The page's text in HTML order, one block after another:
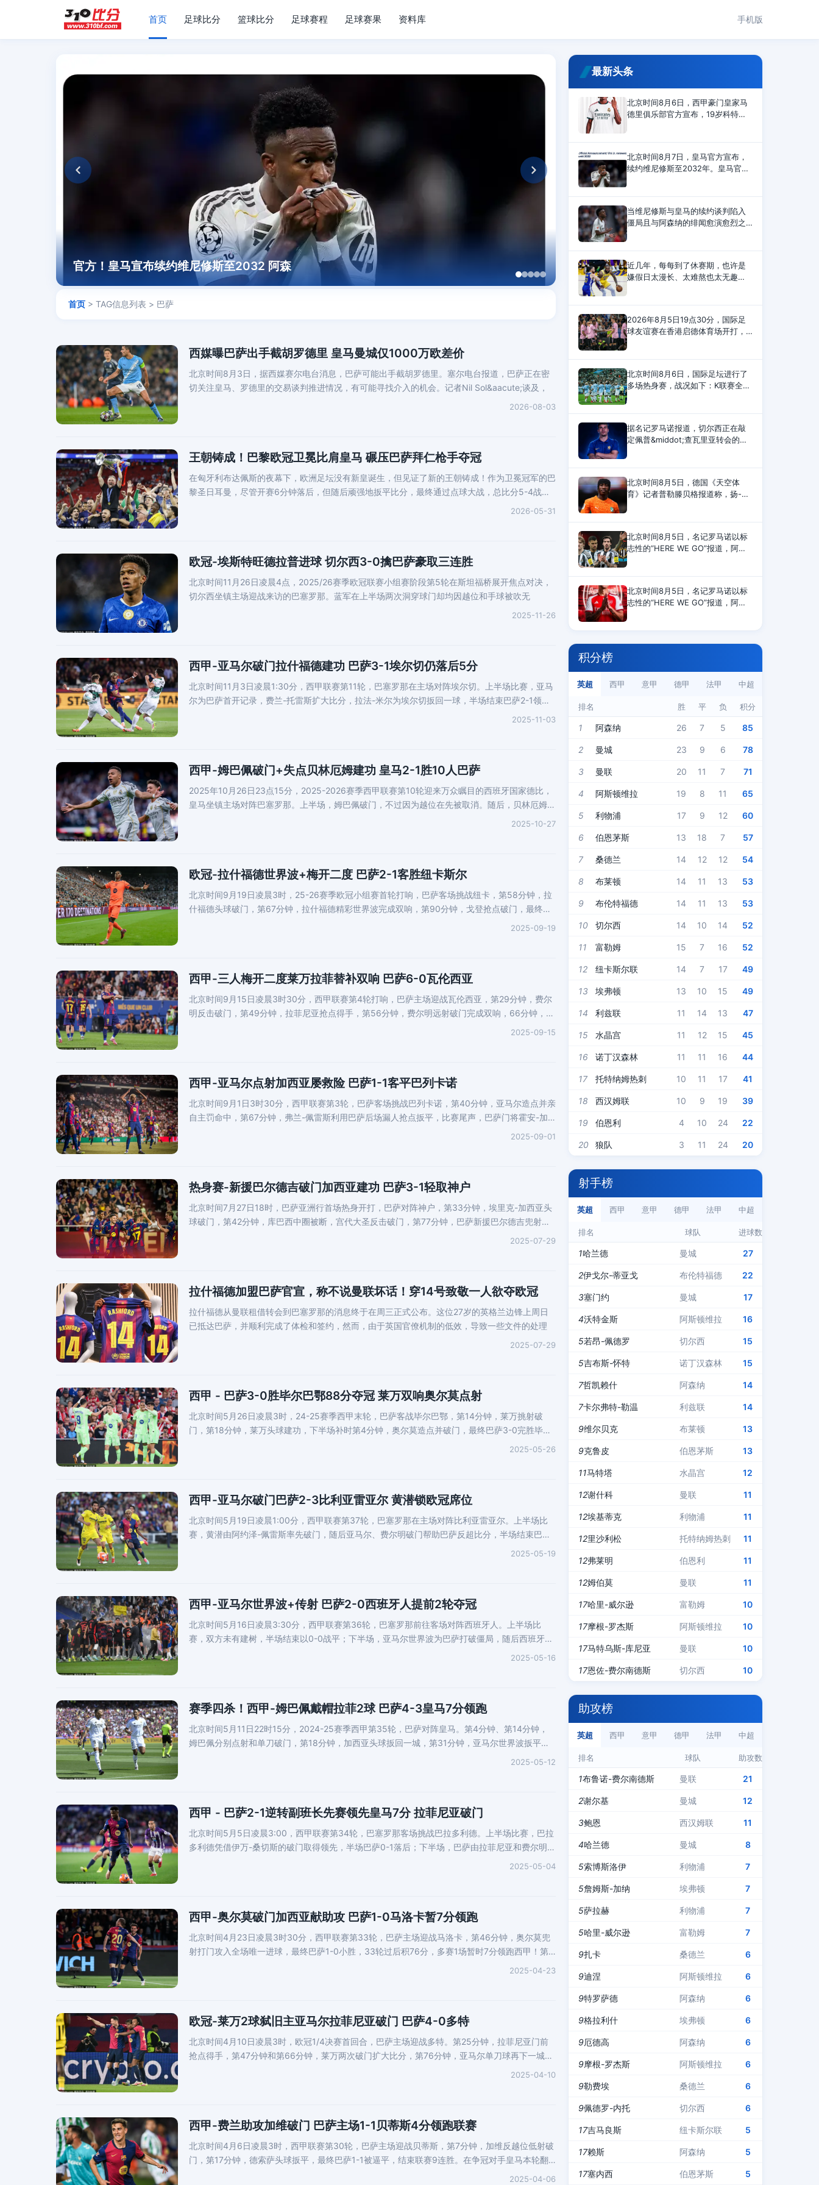
首页 足球比分 篮球比分 足球赛程 足球赛果 资料库 手机版
官方！皇马宣布续约维尼修斯至2032 阿森 热身汇总-曼城3-1 阿森纳1-3 米兰德比
首页 > TAG信息列表 > 巴萨
西媒曝巴萨出手截胡罗德里 皇马曼城仅1000万欧差价
北京时间8月3日，据西媒赛尔电台消息，巴萨可能出手截胡罗德里。塞尔电台报道，巴萨正在密
切关注皇马、罗德里的交易谈判推进情况，有可能寻找介入的机会。记者Nil Sol&aacute;谈及，
2026-08-03
王朝铸成！巴黎欧冠卫冕比肩皇马 碾压巴萨拜仁枪手夺冠
在匈牙利布达佩斯的夜幕下，欧洲足坛没有新皇诞生，但见证了新的王朝铸成！作为卫冕冠军的巴
黎圣日耳曼，尽管开赛6分钟落后，但随后顽强地扳平比分，最终通过点球大战，总比分5-4战胜
2026-05-31
欧冠-埃斯特旺德拉普进球 切尔西3-0擒巴萨豪取三连胜
北京时间11月26日凌晨4点，2025/26赛季欧冠联赛小组赛阶段第5轮在斯坦福桥展开焦点对决，
切尔西坐镇主场迎战来访的巴塞罗那。蓝军在上半场两次洞穿球门却均因越位和手球被吹无
2025-11-26
西甲-亚马尔破门拉什福德建功 巴萨3-1埃尔切仍落后5分
北京时间11月3日凌晨1:30分，西甲联赛第11轮，巴塞罗那在主场对阵埃尔切。上半场比赛，亚马
尔为巴萨首开记录，费兰-托雷斯扩大比分，拉法-米尔为埃尔切扳回一球，半场结束巴萨2-1领
2025-11-03
西甲-姆巴佩破门+失点贝林厄姆建功 皇马2-1胜10人巴萨
2025年10月26日23点15分，2025-2026赛季西甲联赛第10轮迎来万众瞩目的西班牙国家德比，
皇马坐镇主场对阵巴塞罗那。上半场，姆巴佩破门，不过因为越位在先被取消。随后，贝林厄姆直
2025-10-27
欧冠-拉什福德世界波+梅开二度 巴萨2-1客胜纽卡斯尔
北京时间9月19日凌晨3时，25-26赛季欧冠小组赛首轮打响，巴萨客场挑战纽卡，第58分钟，拉
什福德头球破门，第67分钟，拉什福德精彩世界波完成双响，第90分钟，戈登抢点破门，最终巴
2025-09-19
西甲-三人梅开二度莱万拉菲替补双响 巴萨6-0瓦伦西亚
北京时间9月15日凌晨3时30分，西甲联赛第4轮打响，巴萨主场迎战瓦伦西亚，第29分钟，费尔
明反击破门，第49分钟，拉菲尼亚抢点得手，第56分钟，费尔明远射破门完成双响，66分钟，拉
2025-09-15
西甲-亚马尔点射加西亚屡救险 巴萨1-1客平巴列卡诺
北京时间9月1日3时30分，西甲联赛第3轮，巴萨客场挑战巴列卡诺，第40分钟，亚马尔造点并亲
自主罚命中，第67分钟，弗兰-佩雷斯利用巴萨后场漏人抢点扳平，比赛尾声，巴萨门将霍安-加
2025-09-01
热身赛-新援巴尔德吉破门加西亚建功 巴萨3-1轻取神户
北京时间7月27日18时，巴萨亚洲行首场热身开打，巴萨对阵神户，第33分钟，埃里克-加西亚头
球破门，第42分钟，库巴西中圈被断，宫代大圣反击破门，第77分钟，巴萨新援巴尔德吉兜射得
2025-07-29
拉什福德加盟巴萨官宣，称不说曼联坏话！穿14号致敬一人欲夺欧冠
拉什福德从曼联租借转会到巴塞罗那的消息终于在周三正式公布。这位27岁的英格兰边锋上周日
已抵达巴萨，并顺利完成了体检和签约，然而，由于英国官僚机制的低效，导致一些文件的处理
2025-07-29
西甲 - 巴萨3-0胜毕尔巴鄂88分夺冠 莱万双响奥尔莫点射
北京时间5月26日凌晨3时，24-25赛季西甲末轮，巴萨客战毕尔巴鄂，第14分钟，莱万挑射破
门，第18分钟，莱万头球建功，下半场补时第4分钟，奥尔莫造点并破门，最终巴萨3-0完胜毕
2025-05-26
西甲-亚马尔破门巴萨2-3比利亚雷亚尔 黄潜锁欧冠席位
北京时间5月19日凌晨1:00分，西甲联赛第37轮，巴塞罗那在主场对阵比利亚雷亚尔。上半场比
赛，黄潜由阿约泽-佩雷斯率先破门，随后亚马尔、费尔明破门帮助巴萨反超比分，半场结束巴萨
2025-05-19
西甲-亚马尔世界波+传射 巴萨2-0西班牙人提前2轮夺冠
北京时间5月16日凌晨3:30分，西甲联赛第36轮，巴塞罗那前往客场对阵西班牙人。上半场比
赛，双方未有建树，半场结束以0-0战平；下半场，亚马尔世界波为巴萨打破僵局，随后西班牙人
2025-05-16
赛季四杀！西甲-姆巴佩戴帽拉菲2球 巴萨4-3皇马7分领跑
北京时间5月11日22时15分，2024-25赛季西甲第35轮，巴萨对阵皇马。第4分钟、第14分钟，
姆巴佩分别点射和单刀破门，第18分钟，加西亚头球扳回一城，第31分钟，亚马尔世界波扳平，
2025-05-12
西甲 - 巴萨2-1逆转副班长先赛领先皇马7分 拉菲尼亚破门
北京时间5月5日凌晨3:00，西甲联赛第34轮，巴塞罗那客场挑战巴拉多利德。上半场比赛，巴拉
多利德凭借伊万-桑切斯的破门取得领先，半场巴萨0-1落后；下半场，巴萨由拉菲尼亚和费尔明连
2025-05-04
西甲-奥尔莫破门加西亚献助攻 巴萨1-0马洛卡暂7分领跑
北京时间4月23日凌晨3时30分，西甲联赛第33轮，巴萨主场迎战马洛卡，第46分钟，奥尔莫兜
射打门攻入全场唯一进球，最终巴萨1-0小胜，33轮过后积76分，多赛1场暂时7分领跑西甲！第7
2025-04-23
欧冠-莱万2球弑旧主亚马尔拉菲尼亚破门 巴萨4-0多特
北京时间4月10日凌晨3时，欧冠1/4决赛首回合，巴萨主场迎战多特。第25分钟，拉菲尼亚门前
抢点得手，第47分钟和第66分钟，莱万两次破门扩大比分，第76分钟，亚马尔单刀球再下一城！
2025-04-10
西甲-费兰助攻加维破门 巴萨主场1-1贝蒂斯4分领跑联赛
北京时间4月6日凌晨3时，西甲联赛第30轮，巴萨主场迎战贝蒂斯，第7分钟，加维反越位低射破
门，第17分钟，德索萨头球扳平，最终巴萨1-1被逼平，结束联赛9连胜。在争冠对手皇马本轮翻
2025-04-06
最新头条
北京时间8月6日，西甲豪门皇家马
德里俱乐部官方宣布，19岁科特迪
球俱乐部和RB莱比锡
北京时间8月7日，皇马官方宣布，
续约维尼修斯至2032年。皇马官方
力至2032年6月30日。
当维尼修斯与皇马的续约谈判陷入
僵局且与阿森纳的绯闻愈演愈烈之
在他遭遇种族歧视时
近几年，每每到了休赛期，也许是
嫌假日太漫长、太难熬也太无趣
杰伦-布朗，组成超级豪
2026年8月5日19点30分，国际足
球友谊赛在香港启德体育场开打，
后，穆德里克替补登场，时隔20
北京时间8月6日，国际足坛进行了
多场热身赛，战况如下：K联赛全明
脚后跟助攻，赖因德斯
据名记罗马诺报道，切尔西正在敲
定佩普&middot;查瓦里亚转会的细
万欧元的固定转会费加
北京时间8月5日，德国《天空体
育》记者普勒滕贝格报道称，扬-迪
比锡与皇马就扬-迪奥曼德
北京时间8月5日，名记罗马诺以标
志性的“HERE WE GO”报道，阿森
卡队史出售
北京时间8月5日，名记罗马诺以标
志性的“HERE WE GO”报道，阿森
积分榜
英超 西甲 意甲 德甲 法甲 中超
排名 胜 平 负 积分
1 阿森纳 26 7 5 85
2 曼城 23 9 6 78
3 曼联 20 11 7 71
4 阿斯顿维拉 19 8 11 65
5 利物浦 17 9 12 60
6 伯恩茅斯 13 18 7 57
7 桑德兰 14 12 12 54
8 布莱顿 14 11 13 53
9 布伦特福德 14 11 13 53
10 切尔西 14 10 14 52
11 富勒姆 15 7 16 52
12 纽卡斯尔联 14 7 17 49
13 埃弗顿 13 10 15 49
14 利兹联 11 14 13 47
15 水晶宫 11 12 15 45
16 诺丁汉森林 11 11 16 44
17 托特纳姆热刺 10 11 17 41
18 西汉姆联 10 9 19 39
19 伯恩利 4 10 24 22
20 狼队 3 11 24 20
射手榜
英超 西甲 意甲 德甲 法甲 中超
排名 球队 进球数
1哈兰德 曼城 27
2伊戈尔-蒂亚戈 布伦特福德 22
3塞门约 曼城 17
4沃特金斯 阿斯顿维拉 16
5若昂-佩德罗 切尔西 15
5吉布斯-怀特 诺丁汉森林 15
7哲凯赖什 阿森纳 14
7卡尔弗特-勒温 利兹联 14
9维尔贝克 布莱顿 13
9克鲁皮 伯恩茅斯 13
11马特塔 水晶宫 12
12谢什科 曼联 11
12埃基蒂克 利物浦 11
12里沙利松 托特纳姆热刺 11
12弗莱明 伯恩利 11
12姆伯莫 曼联 11
17哈里-威尔逊 富勒姆 10
17摩根-罗杰斯 阿斯顿维拉 10
17马特乌斯-库尼亚 曼联 10
17恩佐-费尔南德斯 切尔西 10
助攻榜
英超 西甲 意甲 德甲 法甲 中超
排名 球队 助攻数
1布鲁诺-费尔南德斯 曼联 21
2谢尔基 曼城 12
3鲍恩 西汉姆联 11
4哈兰德 曼城 8
5索博斯洛伊 利物浦 7
5詹姆斯-加纳 埃弗顿 7
5萨拉赫 利物浦 7
5哈里-威尔逊 富勒姆 7
9扎卡 桑德兰 6
9迪涅 阿斯顿维拉 6
9特罗萨德 阿森纳 6
9格拉利什 埃弗顿 6
9厄德高 阿森纳 6
9摩根-罗杰斯 阿斯顿维拉 6
9勒费埃 桑德兰 6
9佩德罗-内托 切尔西 6
17吉马良斯 纽卡斯尔联 5
17赖斯 阿森纳 5
17塞内西 伯恩茅斯 5